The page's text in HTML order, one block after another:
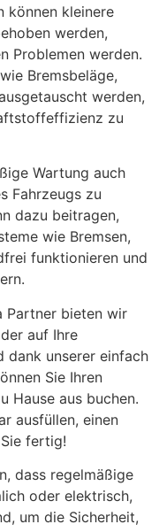
können kleinere
werden,
Problemen werden.
Bremsbeläge,
werden,
zu
Wartung auch
Fahrzeugs zu
dazu beitragen,
wie Bremsen,
funktionieren und
Partner bieten wir
auf Ihre
dank unserer einfach
Sie Ihren
Hause aus buchen.
ausfüllen, einen
fertig!
dass regelmäßige
oder elektrisch,
um die Sicherheit,